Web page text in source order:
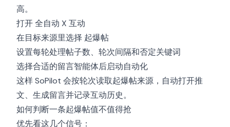
高。
打开全自动 X 互动
在目标来源里选择 起爆帖
设置每轮处理帖子数、轮次间隔和否定关键词
选择合适的留言智能体后启动自动化
这样 SoPilot 会按轮次读取起爆帖来源，自动打开推
文、生成留言并记录互动历史。
如何判断一条起爆帖值不值得抢
优先看这几个信号：